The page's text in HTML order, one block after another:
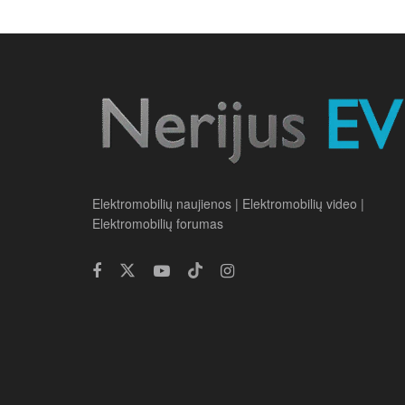
Elektromobilių naujienos | Elektromobilių video |
Elektromobilių forumas